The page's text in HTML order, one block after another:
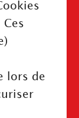
lors de